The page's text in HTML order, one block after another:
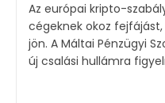
Az európai kripto-
cégeknek okoz
jön. A Máltai Pénzügyi Szolgáltatási Hatóság, az MFSA
új csalási hullámra